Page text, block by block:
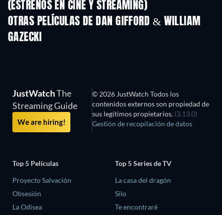
(ESTRENOS EN CINE Y STREAMING)
OTRAS PELÍCULAS DE DAN GIFFORD & WILLIAM
GAZECKI
JustWatchThe
Streaming Guide
We are hiring!
© 2026 JustWatch Todos los
contenidos externos son propiedad de
sus legítimos propietarios. (3.13.0)
Gestión de recopilación de datos
Top 5 Películas
Proyecto Salvación
Obsesión
La Odisea
Top 5 Series de TV
La casa del dragón
Silo
Te encontraré